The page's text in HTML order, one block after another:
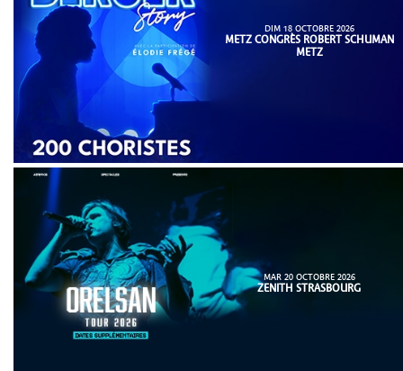
DIM 18 OCTOBRE 2026
METZ CONGRÈS ROBERT SCHUMAN
METZ
MAR 20 OCTOBRE 2026
ZENITH STRASBOURG